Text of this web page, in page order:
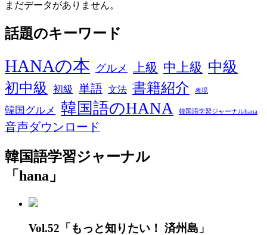
まだデータがありません。
話題のキーワード
HANAの本 グルメ 上級 中上級 中級
初中級
初級 単語 文法 書籍紹介 表現
韓国グルメ 韓国語のHANA 韓国語学習ジャーナルhana
音声ダウンロード
韓国語学習ジャーナル
「hana」
Vol.52「もっと知りたい！ 済州島」